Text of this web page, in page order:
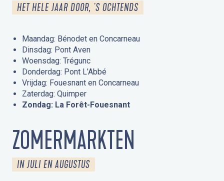
HET HELE JAAR DOOR, 'S OCHTENDS
Maandag: Bénodet en Concarneau
Dinsdag: Pont Aven
Woensdag: Trégunc
Donderdag: Pont L’Abbé
Vrijdag: Fouesnant en Concarneau
Zaterdag: Quimper
Zondag: La Forêt-Fouesnant
ZOMERMARKTEN
IN JULI EN AUGUSTUS